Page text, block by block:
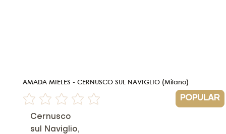
AMADA MIELES - CERNUSCO SUL NAVIGLIO (Milano)
Non ci sono ancora valutazioni
POPULAR
Cernusco
sul Naviglio,